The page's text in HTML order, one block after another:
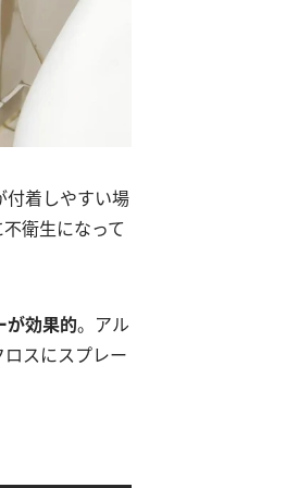
付着しやすい場
衛生になって
が効果的。アル
スにスプレー